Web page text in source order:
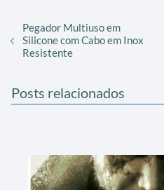
Pegador Multiuso em
Silicone com Cabo em Inox
Resistente
Posts relacionados